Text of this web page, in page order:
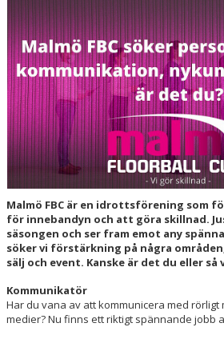
HALL OF FAME
Malmö FBC är en idrottsförening som
för innebandyn och att göra skillnad.
säsongen och ser fram emot any
söker vi förstärkning på några
sälj och event. Kanske är det du eller så
Kommunikatör
Har du vana av att kommunicera med rörligt
medier? Nu finns ett riktigt spännande jobb